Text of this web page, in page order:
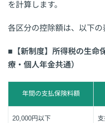
を計算します。
各区分の控除額は、以下の
■【新制度】所得税の生命
療・個人年金共通）
年間の支払保険料額
20,000円以下